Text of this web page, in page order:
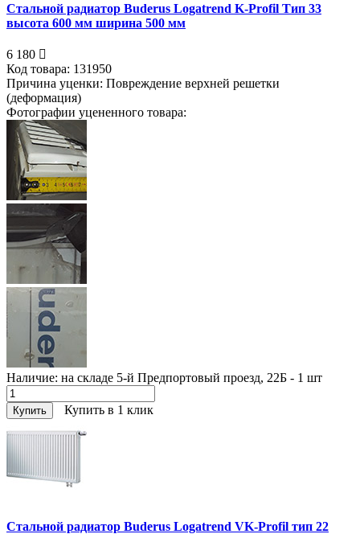
Стальной радиатор Buderus Logatrend K-Profil Тип 33
высота 600 мм ширина 500 мм
6 180
Код товара: 131950
Причина уценки: Повреждение верхней решетки
(деформация)
Фотографии уцененного товара:
Наличие: на складе 5-й Предпортовый проезд, 22Б - 1 шт
Купить Купить в 1 клик
Стальной радиатор Buderus Logatrend VK-Profil тип 22